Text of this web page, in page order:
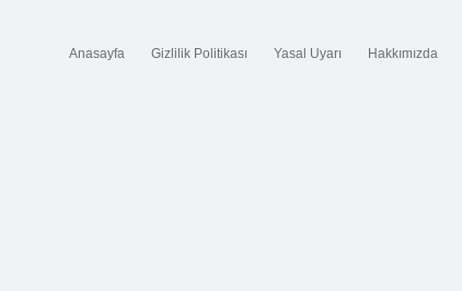
Anasayfa Gizlilik Politikası Yasal Uyarı Hakkımızda